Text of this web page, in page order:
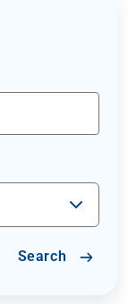
Search